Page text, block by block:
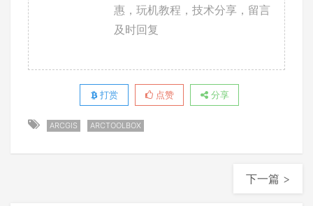
惠，玩机教程，技术分享，留言
及时回复
打赏 点赞 分享
ARCGIS ARCTOOLBOX
下一篇 >